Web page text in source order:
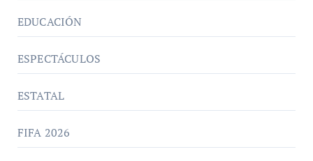
EDUCACIÓN
ESPECTÁCULOS
ESTATAL
FIFA 2026